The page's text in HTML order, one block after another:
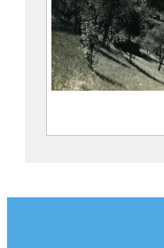
Le village de